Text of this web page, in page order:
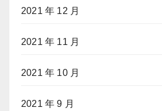
2021 年 12 月
2021 年 11 月
2021 年 10 月
2021 年 9 月